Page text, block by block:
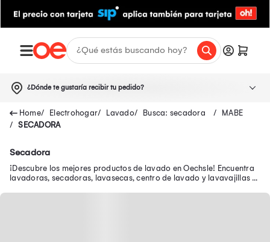
¿Dónde te gustaría recibir tu pedido?
Electrohogar Lavado Busca: secadora
MABE
SECADORA
Secadora
¡Descubre los mejores productos de lavado en Oechsle! Encuentra
lavadoras, secadoras, lavasecas, centro de lavado y lavavajillas a